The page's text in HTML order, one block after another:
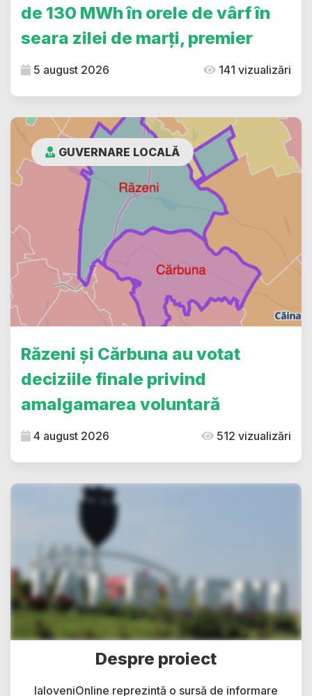
de 130 MWh în orele de vârf în
seara zilei de marți, premier
5 august 2026 141 vizualizări
GUVERNARE LOCALĂ
Răzeni și Cărbuna au votat
deciziile finale privind
amalgamarea voluntară
4 august 2026 512 vizualizări
Despre proiect
IaloveniOnline reprezintă o sursă de informare